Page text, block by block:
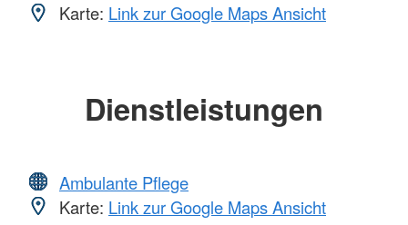
Karte: Link zur Google Maps Ansicht
Dienstleistungen
Ambulante Pflege
Karte: Link zur Google Maps Ansicht